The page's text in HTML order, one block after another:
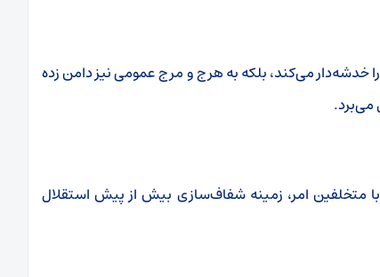
می‌کند، بلکه به هرج‌ و مرج عمومی نیز دامن زده
می‌برد.
متخلفین امر، زمینه شفاف‌سازی بیش از پیش استقلال